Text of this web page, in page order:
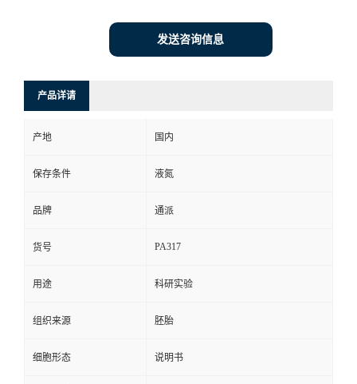
发送咨询信息
产品详请
产地 国内
保存条件 液氮
品牌 通派
货号 PA317
用途 科研实验
组织来源 胚胎
细胞形态 说明书